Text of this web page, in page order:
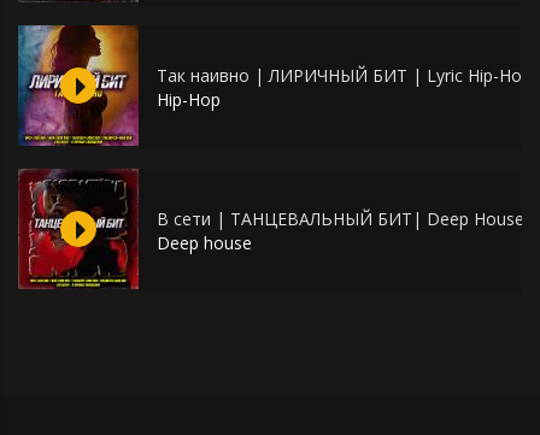
Так наивно | ЛИРИЧНЫЙ БИТ | Lyric Hip-Hop
Hip-Hop
В сети | ТАНЦЕВАЛЬНЫЙ БИТ| Deep House
Deep house